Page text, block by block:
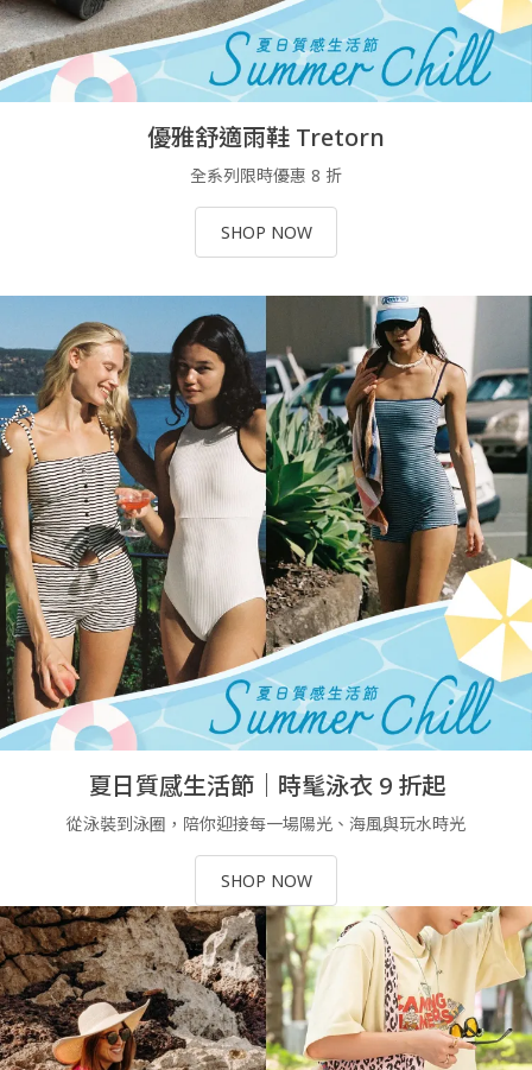
優雅舒適雨鞋 Tretorn
全系列限時優惠 8 折
SHOP NOW
夏日質感生活節｜時髦泳衣 9 折起
從泳裝到泳圈，陪你迎接每一場陽光、海風與玩水時光
SHOP NOW